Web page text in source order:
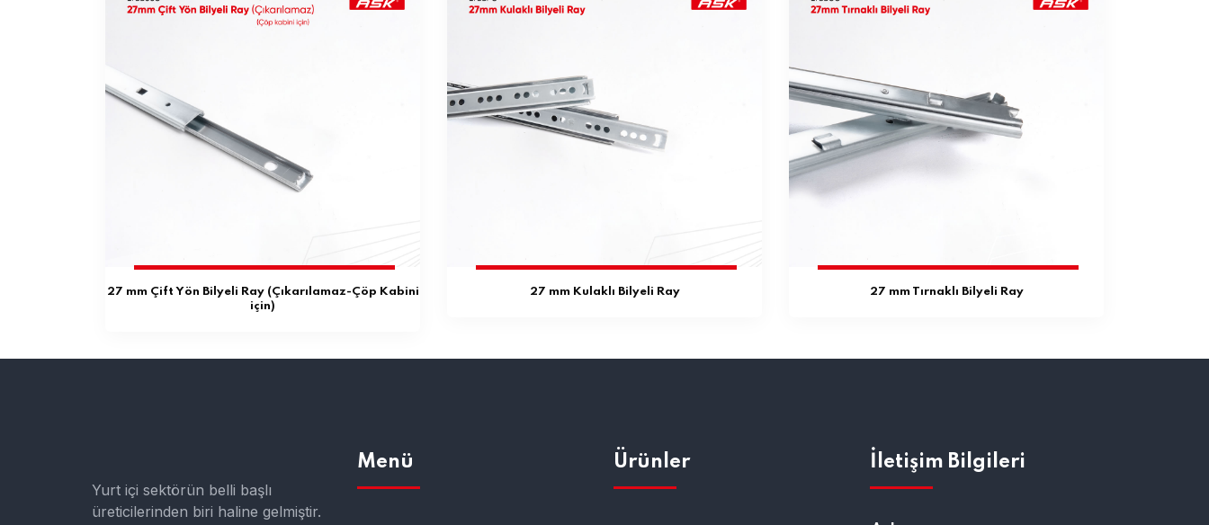
27 mm Çift Yön Bilyeli Ray (Çıkarılamaz-Çöp Kabini
için)
27 mm Kulaklı Bilyeli Ray 27 mm Tırnaklı Bilyeli Ray
Yurt içi sektörün belli başlı
üreticilerinden biri haline gelmiştir.
Menü Ürünler İletişim Bilgileri